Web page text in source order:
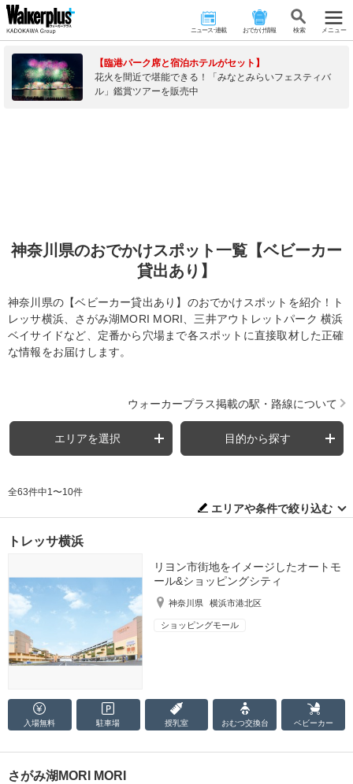
ニュース･連載 おでかけ情報 検 索 メニュー
【臨港パーク席と宿泊ホテルがセット】
花火を間近で堪能できる！「みなとみらいフェスティバ
ル」鑑賞ツアーを販売中
神奈川県のおでかけスポット一覧【ベビーカー
貸出あり】
神奈川県の【ベビーカー貸出あり】のおでかけスポットを紹介！ト
レッサ横浜、さがみ湖MORI MORI、三井アウトレットパーク 横浜
ベイサイドなど、定番から穴場まで各スポットに直接取材した正確
な情報をお届けします。
ウォーカープラス掲載の駅・路線について
エリアを選択 目的から探す
全63件中1〜10件
エリアや条件で絞り込む
トレッサ横浜
リヨン市街地をイメージしたオートモ
ール&ショッピングシティ
神奈川県 横浜市港北区
ショッピングモール
入場無料 駐車場 授乳室 おむつ交換台 ベビーカー
さがみ湖MORI MORI